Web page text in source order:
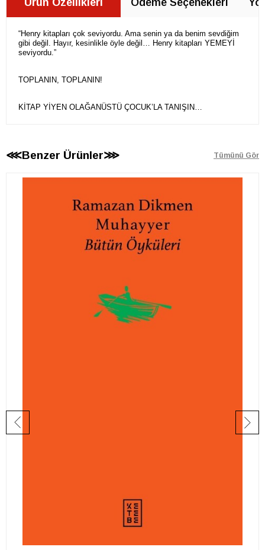
“Henry kitapları çok seviyordu. Ama senin ya da benim sevdiğim
gibi değil. Hayır, kesinlikle öyle değil… Henry kitapları YEMEYİ
seviyordu.”
TOPLANIN, TOPLANIN!
KİTAP YİYEN OLAĞANÜSTÜ ÇOCUK’LA TANIŞIN…
⋘Benzer Ürünler⋙ Tümünü Gör